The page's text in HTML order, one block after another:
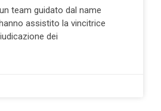
team guidato dal name
assistito la vincitrice
dei